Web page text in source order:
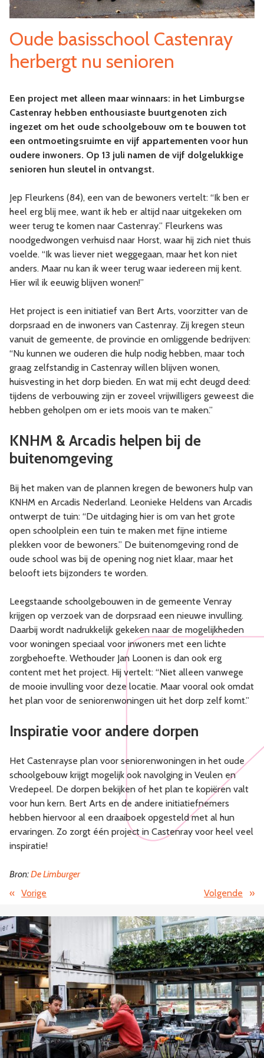
Oude basisschool Castenray
herbergt nu senioren
Een project met alleen maar winnaars: in het Limburgse
Castenray hebben enthousiaste buurtgenoten zich
ingezet om het oude schoolgebouw om te bouwen tot
een ontmoetingsruimte en vijf appartementen voor hun
oudere inwoners. Op 13 juli namen de vijf dolgelukkige
senioren hun sleutel in ontvangst.
Jep Fleurkens (84), een van de bewoners vertelt: “Ik ben er
heel erg blij mee, want ik heb er altijd naar uitgekeken om
weer terug te komen naar Castenray.” Fleurkens was
noodgedwongen verhuisd naar Horst, waar hij zich niet thuis
voelde. “Ik was liever niet weggegaan, maar het kon niet
anders. Maar nu kan ik weer terug waar iedereen mij kent.
Hier wil ik eeuwig blijven wonen!”
Het project is een initiatief van Bert Arts, voorzitter van de
dorpsraad en de inwoners van Castenray. Zij kregen steun
vanuit de gemeente, de provincie en omliggende bedrijven:
“Nu kunnen we ouderen die hulp nodig hebben, maar toch
graag zelfstandig in Castenray willen blijven wonen,
huisvesting in het dorp bieden. En wat mij echt deugd deed:
tijdens de verbouwing zijn er zoveel vrijwilligers geweest die
hebben geholpen om er iets moois van te maken.”
KNHM & Arcadis helpen bij de
buitenomgeving
Bij het maken van de plannen kregen de bewoners hulp van
KNHM en Arcadis Nederland. Leonieke Heldens van Arcadis
ontwerpt de tuin: “De uitdaging hier is om van het grote
open schoolplein een tuin te maken met fijne intieme
plekken voor de bewoners.” De buitenomgeving rond de
oude school was bij de opening nog niet klaar, maar het
belooft iets bijzonders te worden.
Leegstaande schoolgebouwen in de gemeente Venray
krijgen op verzoek van de dorpsraad een nieuwe invulling.
Daarbij wordt nadrukkelijk gekeken naar de mogelijkheden
voor woningen speciaal voor inwoners met een lichte
zorgbehoefte. Wethouder Jan Loonen is dan ook erg
content met het project. Hij vertelt: “Niet alleen vanwege
de mooie invulling voor deze locatie. Maar vooral ook omdat
het plan voor de seniorenwoningen uit het dorp zelf komt.”
Inspiratie voor andere dorpen
Het Castenrayse plan voor seniorenwoningen in het oude
schoolgebouw krijgt mogelijk ook navolging in Veulen en
Vredepeel. De dorpen bekijken of het plan te kopiëren valt
voor hun kern. Bert Arts en de andere initiatiefnemers
hebben hiervoor al een draaiboek opgesteld met al hun
ervaringen. Zo zorgt één project in Castenray voor heel veel
inspiratie!
Bron:De Limburger
« Vorige Volgende »